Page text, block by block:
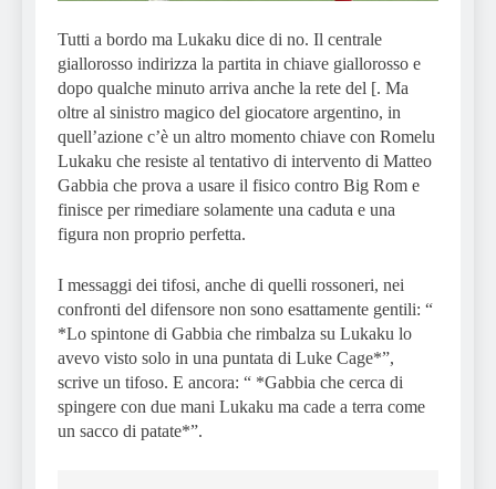
Tutti a bordo ma Lukaku dice di no. Il centrale
giallorosso indirizza la partita in chiave giallorosso e
dopo qualche minuto arriva anche la rete del [. Ma
oltre al sinistro magico del giocatore argentino, in
quell’azione c’è un altro momento chiave con Romelu
Lukaku che resiste al tentativo di intervento di Matteo
Gabbia che prova a usare il fisico contro Big Rom e
finisce per rimediare solamente una caduta e una
figura non proprio perfetta.
I messaggi dei tifosi, anche di quelli rossoneri, nei
confronti del difensore non sono esattamente gentili: “
*Lo spintone di Gabbia che rimbalza su Lukaku lo
avevo visto solo in una puntata di Luke Cage*”,
scrive un tifoso. E ancora: “ *Gabbia che cerca di
spingere con due mani Lukaku ma cade a terra come
un sacco di patate*”.